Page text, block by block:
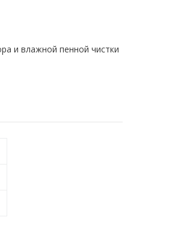
и влажной пенной чистки